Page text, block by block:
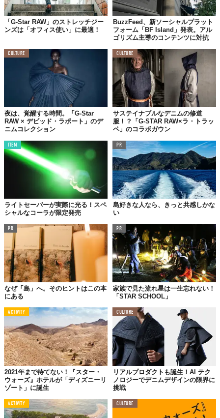
「G-Star RAW」のストレッチジー
ンズは「オフィス使い」に最適！
BuzzFeed、新ソーシャルプラット
フォーム「BF Island」発表。アル
ゴリズム主導のコンテンツに対抗
CULTURE
夜は、覚醒する時間。「G-Star
RAW × デビッド・ラポート」のデ
ニムコレクション
CULTURE
サステイナブルなデニムの修道
服！？「G-STAR RAW×ラ・トラッ
ペ」のコラボガウン
ITEM
ライトセーバーが実際に光る！スペ
シャルなコーラが限定発売
PR
島好きな人なら、きっと共感しかな
い
PR
なぜ「島」へ。そのヒントはこの本
にある
PR
家族で見た流れ星は一生忘れない！
「STAR SCHOOL」
ACTIVITY
2021年まで待てない！『スター・
ウォーズ』ホテルが「ディズニーリ
ゾート」に誕生
CULTURE
リアルプロダクトも誕生！AI テク
ノロジーでデニムデザインの限界に
挑戦
ACTIVITY CULTURE